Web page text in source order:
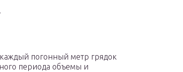
погонный метр грядок
периода объемы и